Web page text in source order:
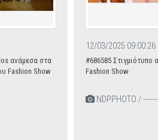
ανάμεσα στα
Fashion Show
12/03/2025 09:00:26
#686585 Στιγμιότυπο
Fashion Show
NDPPHOTO /